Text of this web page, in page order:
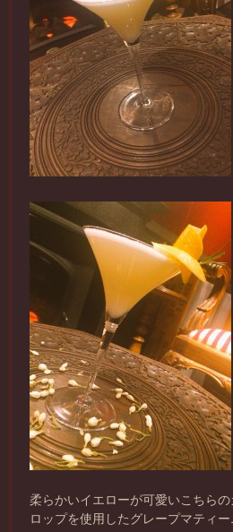
柔らかいイエローが可愛いこちら
ロップを使用したグレープマティー